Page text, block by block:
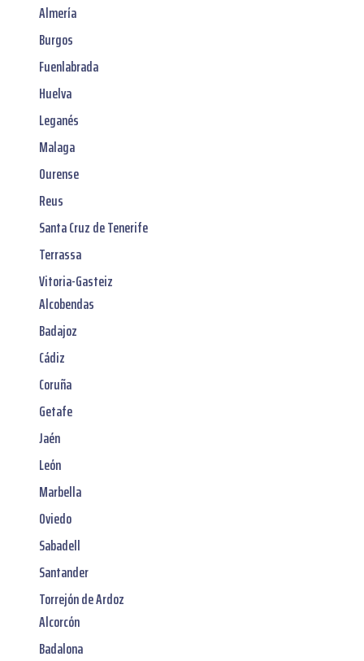
Almería
Burgos
Fuenlabrada
Huelva
Leganés
Malaga
Ourense
Reus
Santa Cruz de Tenerife
Terrassa
Vitoria-Gasteiz
Alcobendas
Badajoz
Cádiz
Coruña
Getafe
Jaén
León
Marbella
Oviedo
Sabadell
Santander
Torrejón de Ardoz
Alcorcón
Badalona